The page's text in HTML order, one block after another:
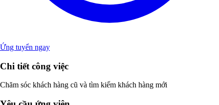
Ứng tuyển ngay
Chi tiết công việc
Chăm sóc khách hàng cũ và tìm kiếm khách hàng mới